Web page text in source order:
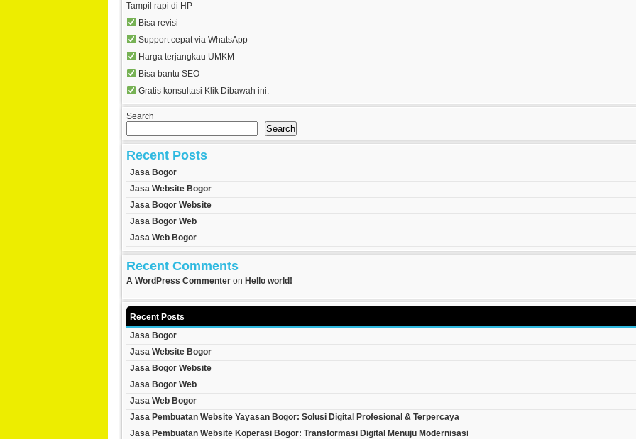
Tampil rapi di HP
Bisa revisi
Support cepat via WhatsApp
Harga terjangkau UMKM
Bisa bantu SEO
Gratis konsultasi Klik Dibawah ini:
Search
Search
Recent Posts
Jasa Bogor
Jasa Website Bogor
Jasa Bogor Website
Jasa Bogor Web
Jasa Web Bogor
Recent Comments
A WordPress Commenter on Hello world!
Recent Posts
Jasa Bogor
Jasa Website Bogor
Jasa Bogor Website
Jasa Bogor Web
Jasa Web Bogor
Jasa Pembuatan Website Yayasan Bogor: Solusi Digital Profesional & Terpercaya
Jasa Pembuatan Website Koperasi Bogor: Transformasi Digital Menuju Modernisasi